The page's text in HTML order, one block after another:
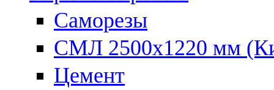
Саморезы
СМЛ 2500х1220 мм
Цемент